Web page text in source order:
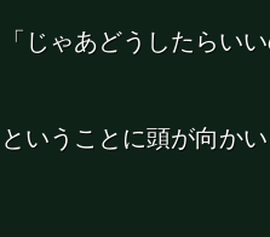
「じゃあどうしたらいい
ということに頭が向かい